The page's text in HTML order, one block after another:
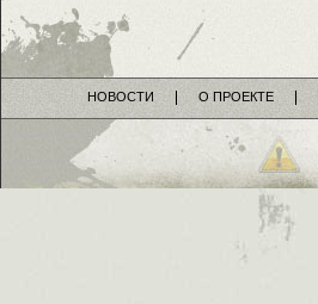
НОВОСТИ О ПРОЕКТЕ